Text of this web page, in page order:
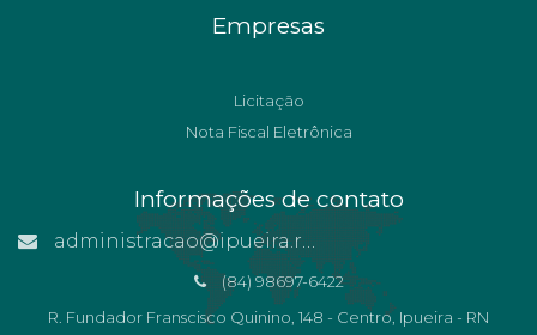
Empresas
Licitação
Nota Fiscal Eletrônica
Informações de contato
administracao@ipueira.rn.gov.br
(84) 98697-6422
R. Fundador Franscisco Quinino, 148 - Centro, Ipueira - RN